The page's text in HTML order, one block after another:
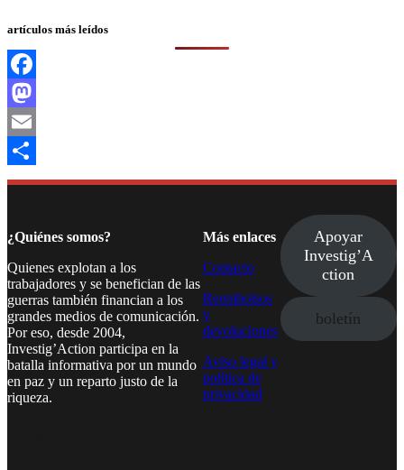
artículos más leídos
Facebook
Mastodon
Email
Compartir
¿Quiénes somos?
Quienes explotan a los
trabajadores y se benefician de las
guerras también financian a los
grandes medios de comunicación.
Por eso, desde 2004,
Investig’Action participa en la
batalla informativa por un mundo
en paz y un reparto justo de la
riqueza.
Más enlaces
Contacto
Reembolsos
y
devoluciones
Aviso legal y
política de
privacidad
Apoyar
Investig’A
ction
boletín